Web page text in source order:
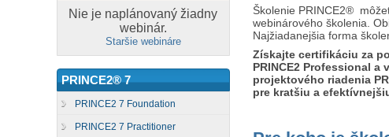
Nie je naplánovaný žiadny
webinár.
Staršie webináre
PRINCE2® 7
PRINCE2 7 Foundation
PRINCE2 7 Practitioner
Školenie PRINCE2®
webinárového školenia.
Najžiadanejšia forma
Získajte certifikáciu za
PRINCE2 Professional
projektového riadenia
pre kratšiu a